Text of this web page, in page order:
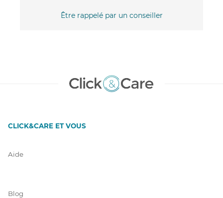
Être rappelé par un conseiller
CLICK&CARE ET VOUS
Aide
Blog